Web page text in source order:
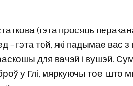
(гэта просяць
гэта той, які падымае вас
для вачэй і вушэй.
у Глі, мяркуючы тое, што